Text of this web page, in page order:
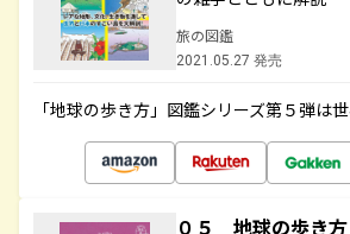
旅の図鑑
2021.05.27 発売
「地球の歩き方」図鑑シリーズ第５弾は
０５ 地球の歩